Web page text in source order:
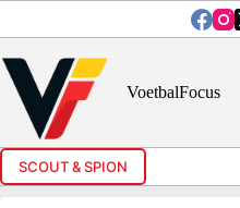
inhoud
VoetbalFocus
SCOUT & SPION